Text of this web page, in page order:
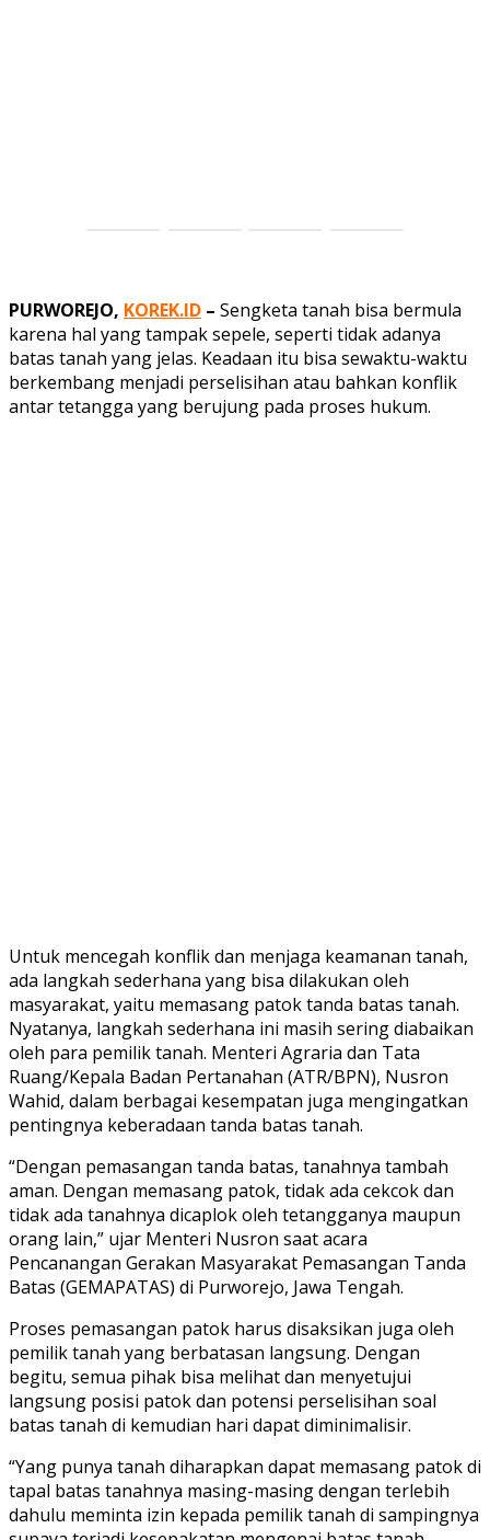
PURWOREJO, KOREK.ID – Sengketa tanah bisa bermula
karena hal yang tampak sepele, seperti tidak adanya
batas tanah yang jelas. Keadaan itu bisa sewaktu-waktu
berkembang menjadi perselisihan atau bahkan konflik
antar tetangga yang berujung pada proses hukum.
Untuk mencegah konflik dan menjaga keamanan tanah,
ada langkah sederhana yang bisa dilakukan oleh
masyarakat, yaitu memasang patok tanda batas tanah.
Nyatanya, langkah sederhana ini masih sering diabaikan
oleh para pemilik tanah. Menteri Agraria dan Tata
Ruang/Kepala Badan Pertanahan (ATR/BPN), Nusron
Wahid, dalam berbagai kesempatan juga mengingatkan
pentingnya keberadaan tanda batas tanah.
“Dengan pemasangan tanda batas, tanahnya tambah
aman. Dengan memasang patok, tidak ada cekcok dan
tidak ada tanahnya dicaplok oleh tetangganya maupun
orang lain,” ujar Menteri Nusron saat acara
Pencanangan Gerakan Masyarakat Pemasangan Tanda
Batas (GEMAPATAS) di Purworejo, Jawa Tengah.
Proses pemasangan patok harus disaksikan juga oleh
pemilik tanah yang berbatasan langsung. Dengan
begitu, semua pihak bisa melihat dan menyetujui
langsung posisi patok dan potensi perselisihan soal
batas tanah di kemudian hari dapat diminimalisir.
“Yang punya tanah diharapkan dapat memasang patok di
tapal batas tanahnya masing-masing dengan terlebih
dahulu meminta izin kepada pemilik tanah di sampingnya